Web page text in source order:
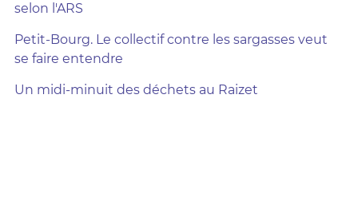
selon l'ARS
Petit-Bourg. Le collectif contre les sargasses veut
se faire entendre
Un midi-minuit des déchets au Raizet